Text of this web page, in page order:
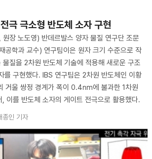
극소형 반도체 소자 구현
장 노도영) 반데르발스 양자 물질 연구단 조문
공학과 교수) 연구팀이은 원자 크기 수준으로 작
물질을 2차원 반도체 기술에 적용해 새로운 구조
를 구현했다. IBS 연구팀은 2차원 반도체인 이황
거울 쌍정 경계가 폭이 0.4㎚에 불과한 1차원
이를 반도체 소자의 게이트 전극으로 활용했다.
종인 기자